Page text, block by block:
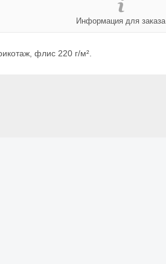
Информация для заказа
флис 220 г/м².